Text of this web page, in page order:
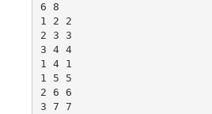
6 8
1 2 2
2 3 3
3 4 4
1 4 1
1 5 5
2 6 6
3 7 7